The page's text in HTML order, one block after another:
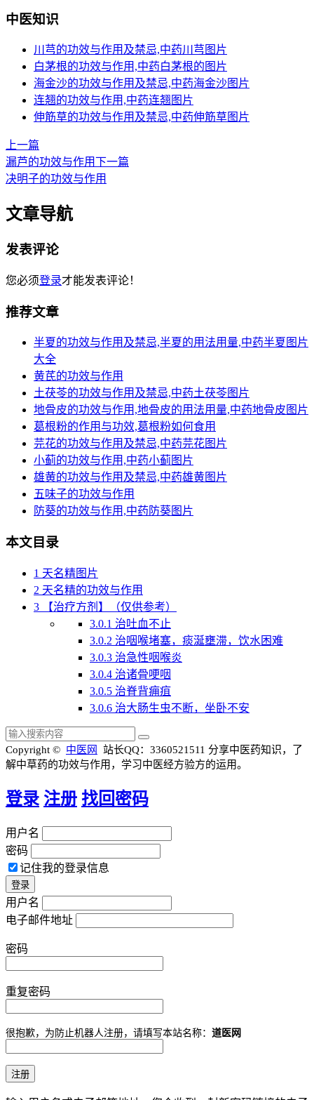
中医知识
川芎的功效与作用及禁忌,中药川芎图片
白茅根的功效与作用,中药白茅根的图片
海金沙的功效与作用及禁忌,中药海金沙图片
连翘的功效与作用,中药连翘图片
伸筋草的功效与作用及禁忌,中药伸筋草图片
上一篇
漏芦的功效与作用下一篇
决明子的功效与作用
文章导航
发表评论
您必须登录才能发表评论！
推荐文章
半夏的功效与作用及禁忌,半夏的用法用量,中药半夏图片
大全
黄芪的功效与作用
土茯苓的功效与作用及禁忌,中药土茯苓图片
地骨皮的功效与作用,地骨皮的用法用量,中药地骨皮图片
葛根粉的作用与功效,葛根粉如何食用
芫花的功效与作用及禁忌,中药芫花图片
小蓟的功效与作用,中药小蓟图片
雄黄的功效与作用及禁忌,中药雄黄图片
五味子的功效与作用
防葵的功效与作用,中药防葵图片
本文目录
1 天名精图片
2 天名精的功效与作用
3 【治疗方剂】（仅供参考）
3.0.1 治吐血不止
3.0.2 治咽喉堵塞，痰涎壅滞，饮水困难
3.0.3 治急性咽喉炎
3.0.4 治诸骨哽咽
3.0.5 治脊背痈疽
3.0.6 治大肠生虫不断，坐卧不安
Copyright © 中医网 站长QQ：3360521511 分享中医药知识，了
解中草药的功效与作用，学习中医经方验方的运用。
登录 注册 找回密码
用户名
密码
记住我的登录信息
用户名
电子邮件地址
密码
重复密码
很抱歉，为防止机器人注册，请填写本站名称： 道医网